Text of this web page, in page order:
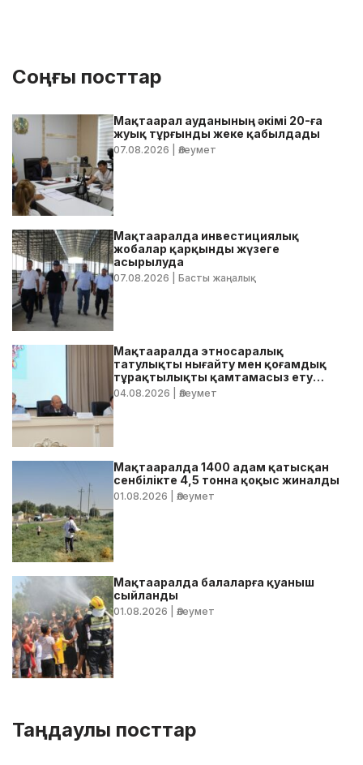
Соңғы посттар
Мақтаарал ауданының әкімі 20-ға
жуық тұрғынды жеке қабылдады
07.08.2026 | Әлеумет
Мақтааралда инвестициялық
жобалар қарқынды жүзеге
асырылуда
07.08.2026 | Басты жаңалық
Мақтааралда этносаралық
татулықты нығайту мен қоғамдық
тұрақтылықты қамтамасыз ету
бойынша жедел кеңес өтті
04.08.2026 | Әлеумет
Мақтааралда 1400 адам қатысқан
сенбілікте 4,5 тонна қоқыс жиналды
01.08.2026 | Әлеумет
Мақтааралда балаларға қуаныш
сыйланды
01.08.2026 | Әлеумет
Таңдаулы посттар